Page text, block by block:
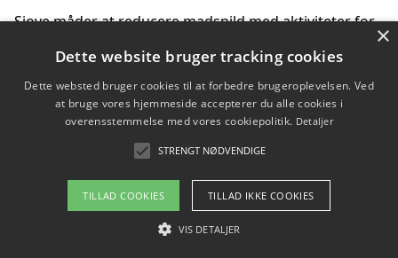
Sjove måder at reducere madspild med aktiviteter for
Hvor finder jeg nemme måltidskasser i Vejle
Om / kontakt
Blog Betingelser
×
Dette website bruger tracking cookies
Dette websted bruger cookies til at forbedre brugeroplevelsen. Ved
at bruge vores hjemmeside accepterer du alle cookies i
overensstemmelse med vores cookiepolitik. Detaljer
STRENGT NØDVENDIGE
TILLAD COOKIES TILLAD IKKE COOKIES
VIS DETALJER